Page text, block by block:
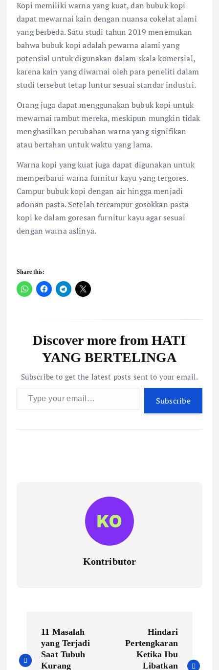
Kopi memiliki warna yang kuat, dan bubuk kopi
dapat mewarnai kain dengan nuansa cokelat alami
yang berbeda. Satu studi tahun 2019 menemukan
bahwa bubuk kopi adalah pewarna alami yang
potensial untuk digunakan dalam skala komersial,
karena kain yang diwarnai oleh para peneliti dalam
studi tersebut tetap luntur sesuai standar industri.
Orang juga dapat menggunakan bubuk kopi untuk
mewarnai rambut mereka, meskipun mungkin tidak
menghasilkan perubahan warna yang signifikan
atau bertahan untuk waktu yang lama.
Warna kopi yang kuat juga dapat digunakan untuk
memperbarui warna furnitur kayu yang tergores.
Campur bubuk kopi dengan air hingga menjadi
adonan pasta. Setelah tercampur gosokkan pasta
kopi ke dalam goresan furnitur kayu agar sesuai
dengan warna aslinya.
Share this:
Discover more from HATI
YANG BERTELINGA
Subscribe to get the latest posts sent to your email.
Type your email…
Subscribe
Kontributor
s
11 Masalah
yang Terjadi
Saat Tubuh
Kurang
Hindari
Pertengkaran
Ketika Ibu
Libatkan